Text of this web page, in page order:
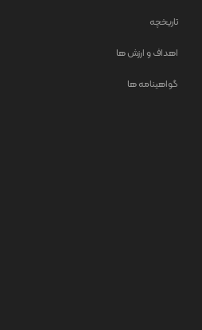
تاریخچه
اهداف و ارزش ها
گواهینامه ها